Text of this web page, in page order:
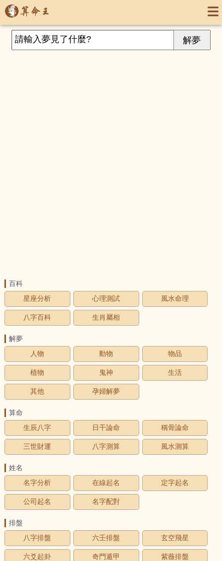
百科
星座分析
心理測試 風水命理
八字百科 生肖屬相
解夢
人物
動物 物品
植物 鬼神 生活
其他 孕婦解夢
算命
生辰八字
日干論命 稱骨論命
三世財運 八字測算 風水測算
姓名
名字分析
在線起名 定字起名
公司起名 名字配對
排盤
八字排盤
六壬排盤 玄空飛星
六爻起卦 奇門遁甲 紫薇排盤